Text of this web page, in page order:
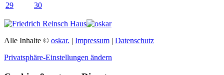
29
30
Alle Inhalte © oskar. | Impressum | Datenschutz
Privatsphäre-Einstellungen ändern